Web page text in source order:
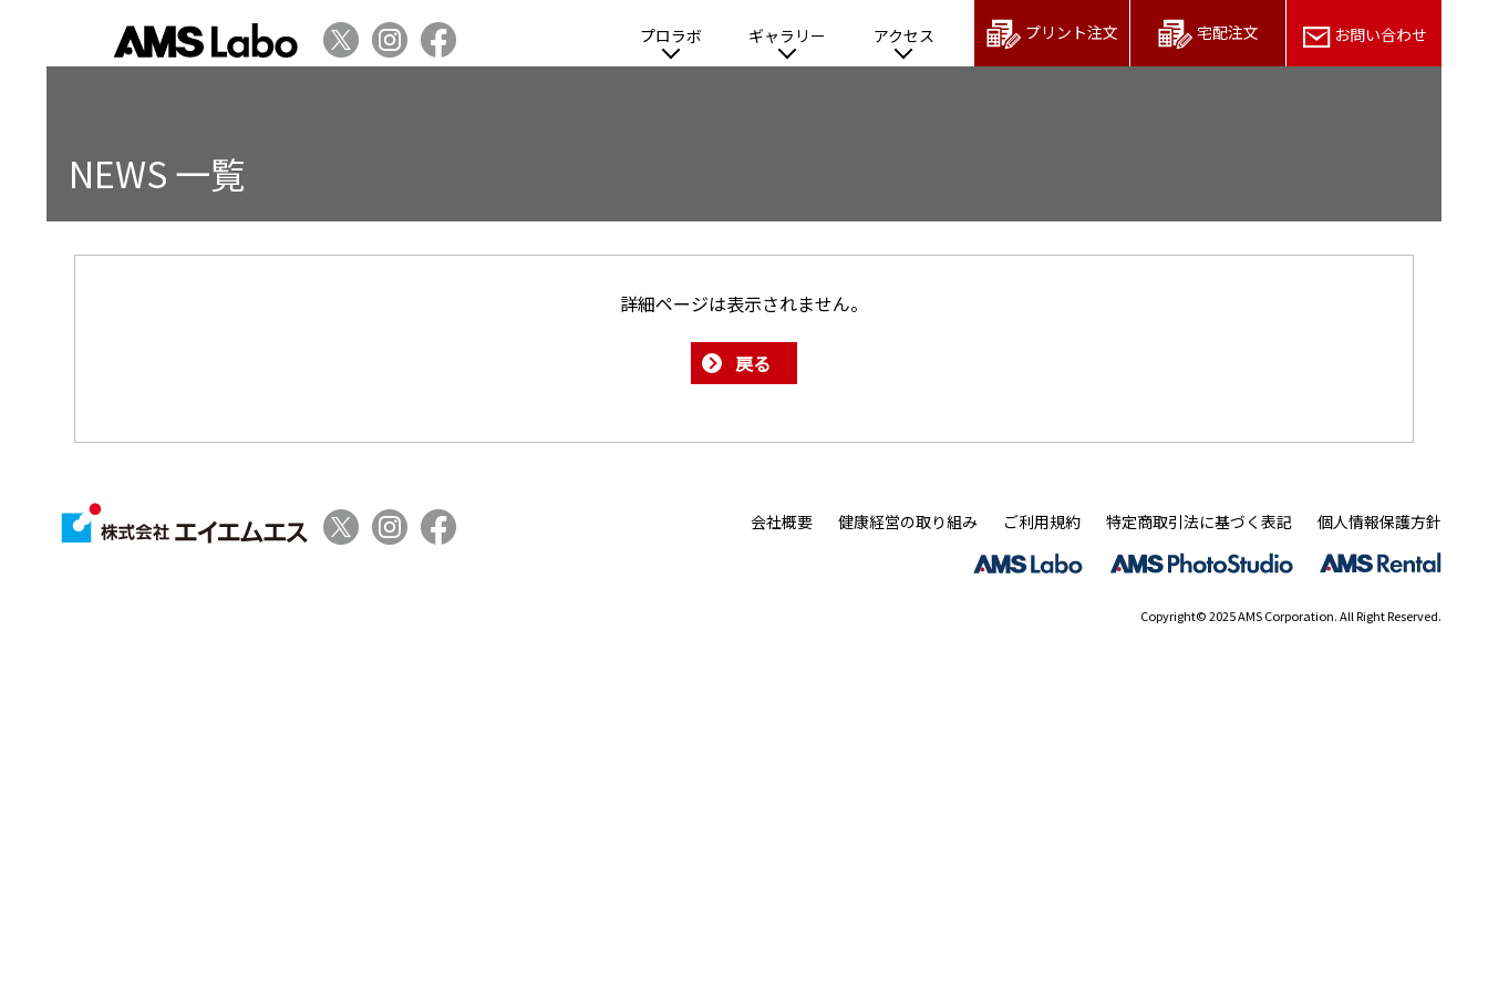
プロラボ ギャラリー アクセス プリント注文 宅配注文 お問い合わせ
NEWS 一覧
詳細ページは表示されません。
戻る
会社概要 健康経営の取り組み ご利用規約 特定商取引法に基づく表記 個人情報保護方針
Copyright© 2025 AMS Corporation. All Right Reserved.